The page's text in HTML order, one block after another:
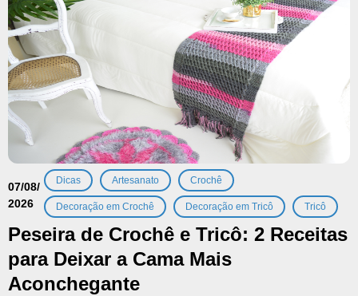
07/08/
2026
Dicas , Artesanato , Crochê ,
Decoração em Crochê , Decoração em Tricô , Tricô
Peseira de Crochê e Tricô: 2 Receitas
para Deixar a Cama Mais
Aconchegante